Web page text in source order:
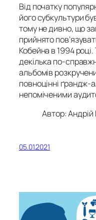
Від початку
його субкультури
тому не дивно, що
прийнято
Кобейна в 1994
декілька по-
альбомів
повноцінні
непоміченими
Автор:
05.01.2021